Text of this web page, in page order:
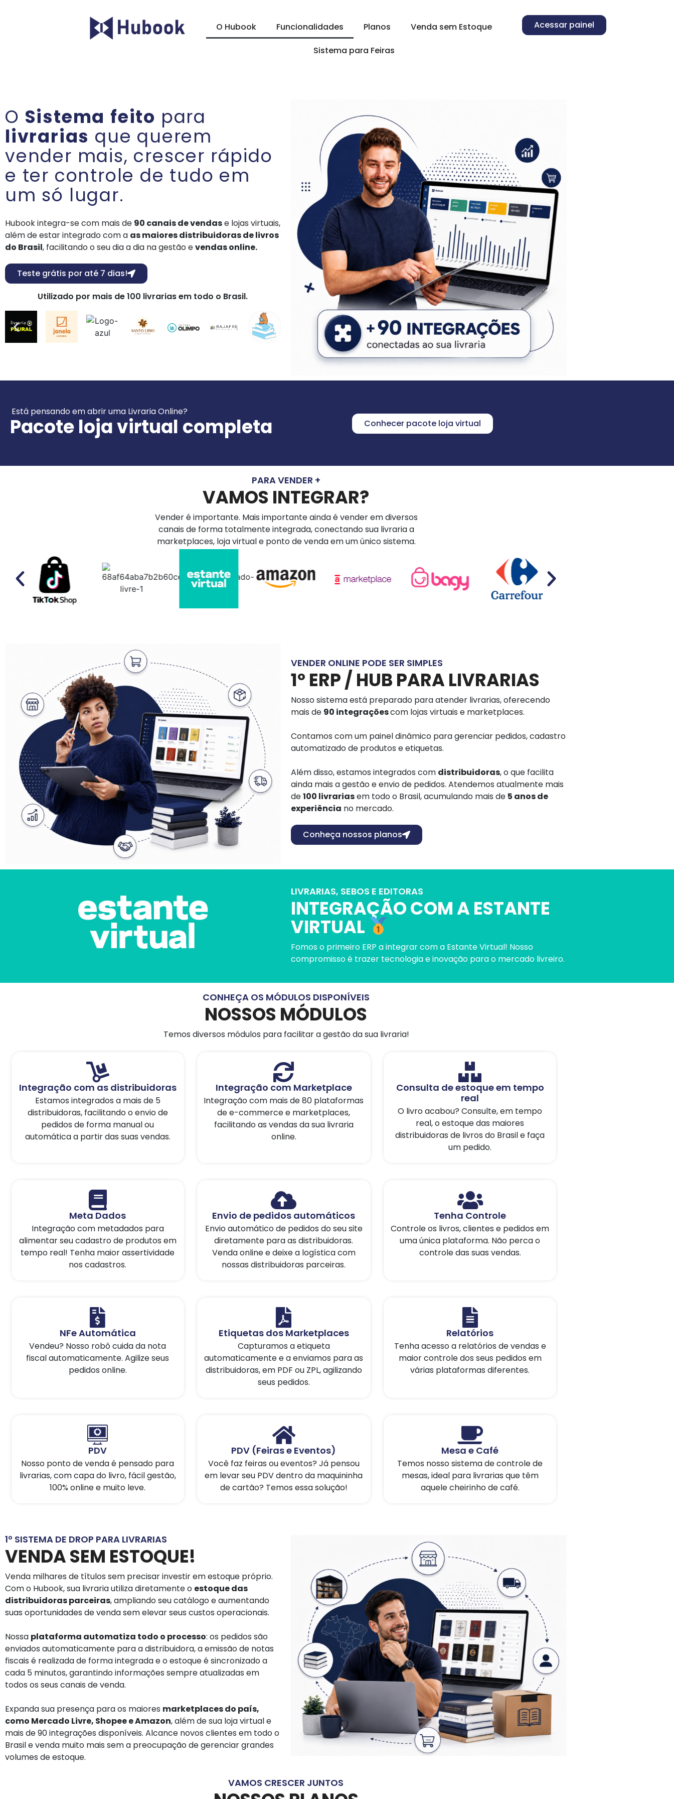
O Hubook Funcionalidades Planos Venda sem Estoque
Sistema para Feiras
Acessar painel
O Sistema feito para
livrarias que querem
vender mais, crescer rápido
e ter controle de tudo em
um só lugar.
Hubook integra-se com mais de 90 canais de vendase lojas virtuais,
além de estar integrado com a as maiores distribuidoras de livros
do Brasil, facilitando o seu dia a dia na gestão evendas online.
Teste grátis por até 7 dias!
Utilizado por mais de 100 livrarias em todo o Brasil.
Está pensando em abrir uma Livraria Online?
Pacote loja virtual completa Conhecer pacote loja virtual
PARA VENDER +
VAMOS INTEGRAR?
Vender é importante. Mais importante ainda é vender em diversos
canais de forma totalmente integrada, conectando sua livraria a
marketplaces, loja virtual e ponto de venda em um único sistema.
VENDER ONLINE PODE SER SIMPLES
1º ERP / HUB PARA LIVRARIAS
Nosso sistema está preparado para atender livrarias, oferecendo
mais de 90 integraçõescom lojas virtuais e marketplaces.
Contamos com um painel dinâmico para gerenciar pedidos, cadastro
automatizado de produtos e etiquetas.
Além disso, estamos integrados com distribuidoras, o que facilita
ainda mais a gestão e envio de pedidos. Atendemos atualmente mais
de100 livrariasem todo o Brasil, acumulando mais de 5 anos de
experiência no mercado.
Conheça nossos planos
LIVRARIAS, SEBOS E EDITORAS
INTEGRAÇÃO COM A ESTANTE
VIRTUAL
Fomos o primeiro ERP a integrar com a Estante Virtual! Nosso
compromisso é trazer tecnologia e inovação para o mercado livreiro.
CONHEÇA OS MÓDULOS DISPONÍVEIS
NOSSOS MÓDULOS
Temos diversos módulos para facilitar a gestão da sua livraria!
Integração com as distribuidoras
Estamos integrados a mais de 5
distribuidoras, facilitando o envio de
pedidos de forma manual ou
automática a partir das suas vendas.
Integração com Marketplace
Integração com mais de 80 plataformas
de e-commerce e marketplaces,
facilitando as vendas da sua livraria
online.
Consulta de estoque em tempo
real
O livro acabou? Consulte, em tempo
real, o estoque das maiores
distribuidoras de livros do Brasil e faça
um pedido.
Meta Dados
Integração com metadados para
alimentar seu cadastro de produtos em
tempo real! Tenha maior assertividade
nos cadastros.
Envio de pedidos automáticos
Envio automático de pedidos do seu site
diretamente para as distribuidoras.
Venda online e deixe a logística com
nossas distribuidoras parceiras.
Tenha Controle
Controle os livros, clientes e pedidos em
uma única plataforma. Não perca o
controle das suas vendas.
NFe Automática
Vendeu? Nosso robô cuida da nota
fiscal automaticamente. Agilize seus
pedidos online.
Etiquetas dos Marketplaces
Capturamos a etiqueta
automaticamente e a enviamos para as
distribuidoras, em PDF ou ZPL, agilizando
seus pedidos.
Relatórios
Tenha acesso a relatórios de vendas e
maior controle dos seus pedidos em
várias plataformas diferentes.
PDV
Nosso ponto de venda é pensado para
livrarias, com capa do livro, fácil gestão,
100% online e muito leve.
PDV (Feiras e Eventos)
Você faz feiras ou eventos? Já pensou
em levar seu PDV dentro da maquininha
de cartão? Temos essa solução!
Mesa e Café
Temos nosso sistema de controle de
mesas, ideal para livrarias que têm
aquele cheirinho de café.
1º SISTEMA DE DROP PARA LIVRARIAS
VENDA SEM ESTOQUE!
Venda milhares de títulos sem precisar investir em estoque próprio.
Com o Hubook, sua livraria utiliza diretamente o estoque das
distribuidoras parceiras, ampliando seu catálogo e aumentando
suas oportunidades de venda sem elevar seus custos operacionais.
Nossa plataforma automatiza todo o processo: os pedidos são
enviados automaticamente para a distribuidora, a emissão de notas
fiscais é realizada de forma integrada e o estoque é sincronizado a
cada 5 minutos, garantindo informações sempre atualizadas em
todos os seus canais de venda.
Expanda sua presença para os maiores marketplaces do país,
como Mercado Livre, Shopee e Amazon, além de sua loja virtual e
mais de 90 integrações disponíveis. Alcance novos clientes em todo o
Brasil e venda muito mais sem a preocupação de gerenciar grandes
volumes de estoque.
VAMOS CRESCER JUNTOS